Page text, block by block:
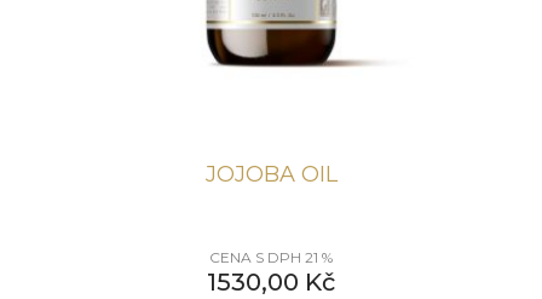
JOJOBA OIL
CENA S DPH 21 %
1530,00 Kč